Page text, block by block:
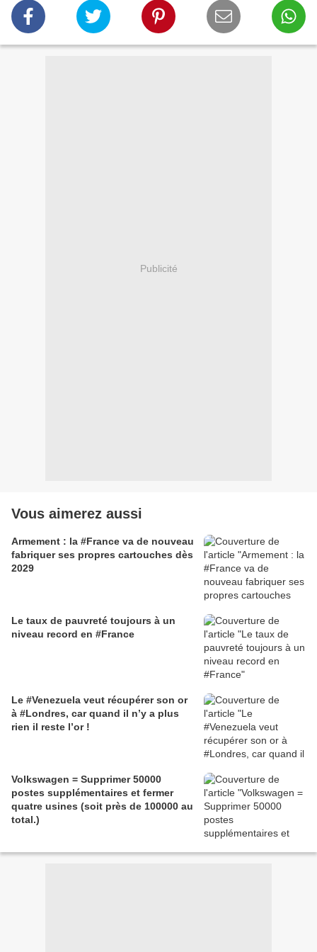
Publicité
Vous aimerez aussi
Armement : la #France va de nouveau
fabriquer ses propres cartouches dès
2029
Le taux de pauvreté toujours à un
niveau record en #France
Le #Venezuela veut récupérer son or
à #Londres, car quand il n’y a plus
rien il reste l’or !
Volkswagen = Supprimer 50000
postes supplémentaires et fermer
quatre usines (soit près de 100000 au
total.)